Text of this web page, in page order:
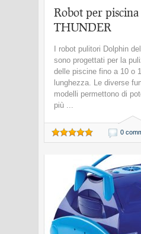
Robot per
THUNDER
I robot pulitori Dolphin
sono progettati per la
delle piscine fino a 10 o
lunghezza. Le diverse
modelli permettono di
più ...
0